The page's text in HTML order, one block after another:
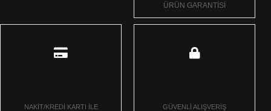
ÜRÜN GARANTİSİ
NAKİT/KREDİ KARTI İLE GÜVENLİ ALIŞVERİŞ